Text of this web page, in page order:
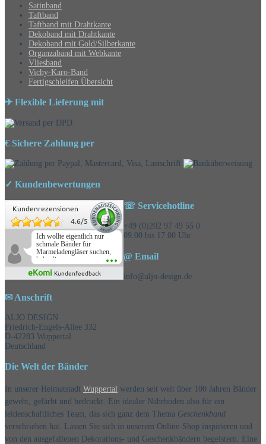
Satinband
Taftband
Taftband mit Drahtkante
Dekoband mit Drahtkante
Dekoband mit Gold/Silberkante
Organzaband mit Webkante
Vliesband
Vichy-Karo-Band
Fertigschleifen Übersicht
✈ Flexible Lieferung mit
€ Sichere Zahlung per
✓ Kundenbewertungen
Kundenrezensionen
4.6/5
Ich wollte eigentlich nur
schmale Bänder für
Marmeladengläser suchen,
habe die
Überraschungsbänder
mitbestellt und war positiv
eKomi Kundenfeedback
☏ Servicehotline
+49 (0)202 97 49 55 0
09.00 bis 17.00 Uhr
@ Email
info@aljo-design.de
✉ Anschrift
ALJO DESIGN
Friedrich-Engels-Allee 332
D-42283 Wuppertal
Deutschland
Die Welt der Bänder
In unserer Heimatstadt Wuppertal werden seit weit über 100 Jahren Bänder
gewebt, gefärbt und bedruckt. Ein idealer Nährboden also für ein
leidenschaftliches Team, das sich ganz dem Thema Geschenkband
verschrieben hat. Lassen Sie sich in unserem Online-Shop inspirieren und
von den ausgefallenen Dekorations- und Geschenkbändern begeistern. Eine